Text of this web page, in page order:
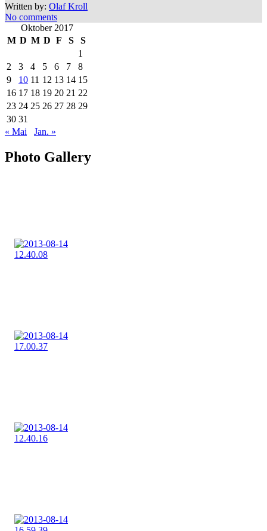
Written by: Olaf Kroll
No comments
Oktober 2017
M D M D F S
S
1
2
3 4 5 6 7
8
9
10 11 12 13 14 15
16 17 18 19 20 21 22
23 24 25 26 27 28 29
30 31
« Mai
Jan. »
Photo Gallery